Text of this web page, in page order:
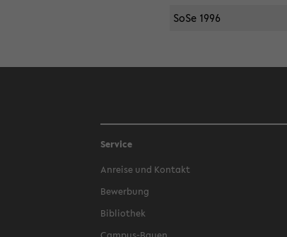
SoSe 1996
Service
Anreise und Kontakt
Bewerbung
Bibliothek